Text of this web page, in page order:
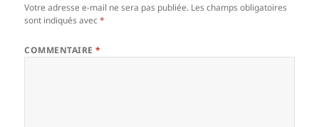
Votre adresse e-mail ne sera pas publiée. Les champs obligatoires
sont indiqués avec*
COMMENTAIRE*